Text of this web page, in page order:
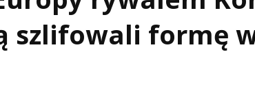
szlifowali formę